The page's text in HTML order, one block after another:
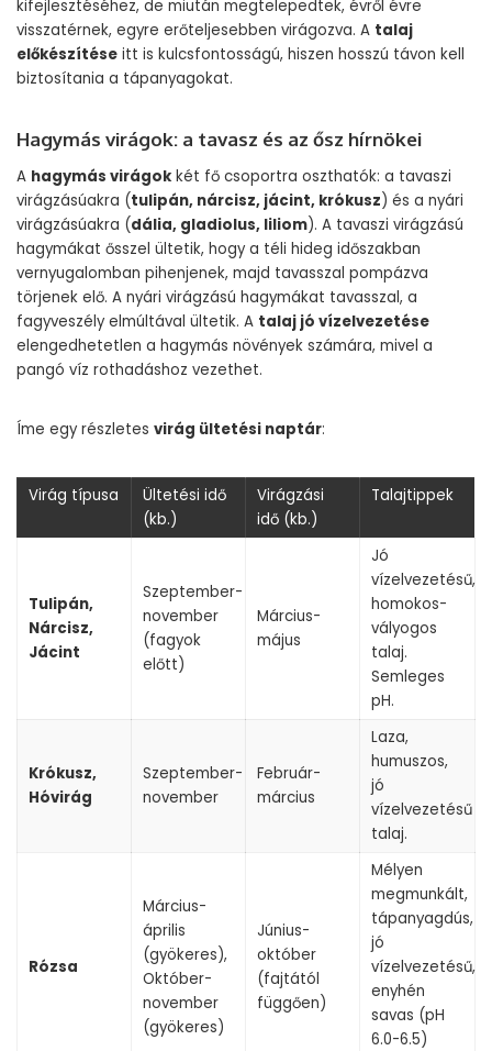
kifejlesztéséhez, de miután megtelepedtek, évről évre
visszatérnek, egyre erőteljesebben virágozva. A talaj
előkészítése itt is kulcsfontosságú, hiszen hosszú távon kell
biztosítania a tápanyagokat.
Hagymás virágok: a tavasz és az ősz hírnökei
A hagymás virágok két fő csoportra oszthatók: a tavaszi
virágzásúakra (tulipán, nárcisz, jácint, krókusz) és a nyári
virágzásúakra (dália, gladiolus, liliom). A tavaszi virágzású
hagymákat ősszel ültetik, hogy a téli hideg időszakban
vernyugalomban pihenjenek, majd tavasszal pompázva
törjenek elő. A nyári virágzású hagymákat tavasszal, a
fagyveszély elmúltával ültetik. A talaj jó vízelvezetése
elengedhetetlen a hagymás növények számára, mivel a
pangó víz rothadáshoz vezethet.
Íme egy részletes virág ültetési naptár:
Virág típusa
Ültetési idő
(kb.)
Virágzási
idő (kb.)
Talajtippek
Tulipán,
Nárcisz,
Jácint
Szeptember-
november
(fagyok
előtt)
Március-
május
Jó
vízelvezetésű,
homokos-
vályogos
talaj.
Semleges
pH.
Krókusz,
Hóvirág
Szeptember-
november
Február-
március
Laza,
humuszos,
jó
vízelvezetésű
talaj.
Rózsa
Március-
április
(gyökeres),
Október-
november
(gyökeres)
Június-
október
(fajtától
függően)
Mélyen
megmunkált,
tápanyagdús,
jó
vízelvezetésű,
enyhén
savas (pH
6.0-6.5)